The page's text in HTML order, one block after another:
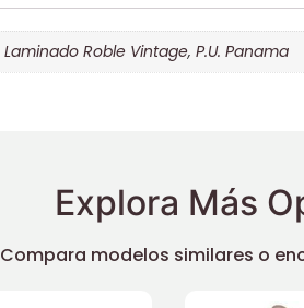
Laminado Roble Vintage, P.U. Panama
Explora Más
Compara modelos similares o